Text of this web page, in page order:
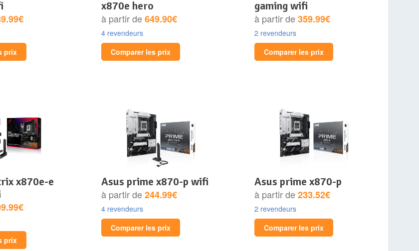
prix
x870e hero
à partir de649.90€
4 revendeurs
Comparer les prix
gaming wifi
à partir de359.99€
2 revendeurs
Comparer les prix
prix
asus prime x870-p wifi
à partir de244.99€
4 revendeurs
Comparer les prix
asus prime x870-p
à partir de233.52€
2 revendeurs
Comparer les prix